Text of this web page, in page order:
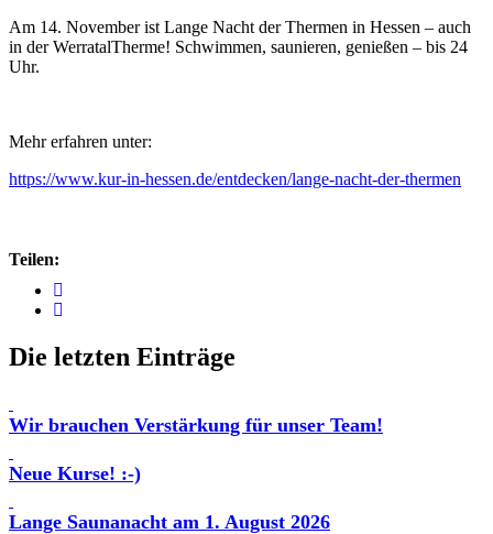
Am 14. November ist Lange Nacht der Thermen in Hessen – auch
in der WerratalTherme! Schwimmen, saunieren, genießen – bis 24
Uhr.
Mehr erfahren unter:
https://www.kur-in-hessen.de/entdecken/lange-nacht-der-thermen
Teilen:
Die letzten Einträge
Wir brauchen Verstärkung für unser Team!
Neue Kurse! :-)
Lange Saunanacht am 1. August 2026